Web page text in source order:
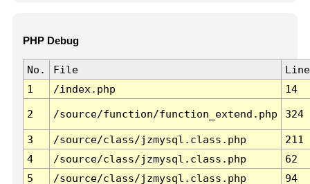
PHP Debug
No. File
Line
1
/index.php 14
2 /source/function/function_extend.php 324
3 /source/class/jzmysql.class.php
211
4
/source/class/jzmysql.class.php
62
5
/source/class/jzmysql.class.php
94